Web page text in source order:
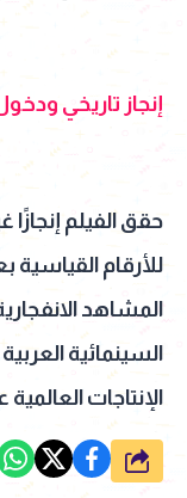
إنجاز تاريخي
حقق الفيلم
للأرقام
المشاهد
السينمائية
الإنتاجات
شارك